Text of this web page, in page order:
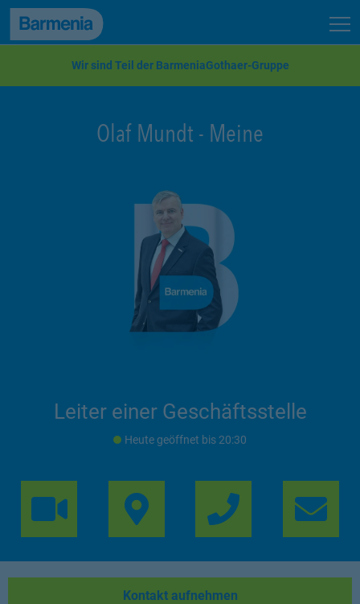
zum Seiteninhalt
Back to top
Wir sind Teil der BarmeniaGothaer-Gruppe
Olaf Mundt - Meine
Leiter einer Geschäftsstelle
Heute geöffnet bis 20:30
Link Opens in
Kontakt aufnehmen